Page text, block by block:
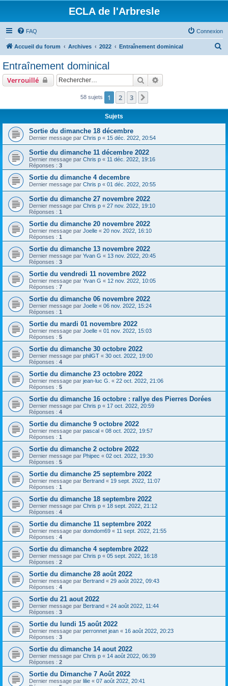
ECLA de l'Arbresle
FAQ Connexion
Accueil du forum Archives 2022 Entraînement dominical
e
Entraînement dominical
Verrouillé Rechercher
58 sujets 1 2 3
Sujets
Sortie du dimanche 18 décembre
Dernier message par Chris p « 15 déc. 2022, 20:54
Sortie du dimanche 11 décembre 2022
Dernier message par Chris p « 11 déc. 2022, 19:16
Réponses : 3
Sortie du dimanche 4 decembre
Dernier message par Chris p « 01 déc. 2022, 20:55
Sortie du dimanche 27 novembre 2022
Dernier message par Chris p « 27 nov. 2022, 19:10
Réponses : 1
Sortie du dimanche 20 novembre 2022
Dernier message par Joelle « 20 nov. 2022, 16:10
Réponses : 1
Sortie du dimanche 13 novembre 2022
Dernier message par Yvan G « 13 nov. 2022, 20:45
Réponses : 3
Sortie du vendredi 11 novembre 2022
Dernier message par Yvan G « 12 nov. 2022, 10:05
Réponses : 7
Sortie du dimanche 06 novembre 2022
Dernier message par Joelle « 06 nov. 2022, 15:24
Réponses : 1
Sortie du mardi 01 novembre 2022
Dernier message par Joelle « 01 nov. 2022, 15:03
Réponses : 5
Sortie du dimanche 30 octobre 2022
Dernier message par philGT « 30 oct. 2022, 19:00
Réponses : 4
Sortie du dimanche 23 octobre 2022
Dernier message par jean-luc G. « 22 oct. 2022, 21:06
Réponses : 5
Sortie du dimanche 16 octobre : rallye des Pierres Dorées
Dernier message par Chris p « 17 oct. 2022, 20:59
Réponses : 4
Sortie du dimanche 9 octobre 2022
Dernier message par pascal « 08 oct. 2022, 19:57
Réponses : 1
Sortie du dimanche 2 octobre 2022
Dernier message par Phipec « 02 oct. 2022, 19:30
Réponses : 5
Sortie du dimanche 25 septembre 2022
Dernier message par Bertrand « 19 sept. 2022, 11:07
Réponses : 1
Sortie du dimanche 18 septembre 2022
Dernier message par Chris p « 18 sept. 2022, 21:12
Réponses : 4
Sortie du dimanche 11 septembre 2022
Dernier message par domdom69 « 11 sept. 2022, 21:55
Réponses : 4
Sortie du dimanche 4 septembre 2022
Dernier message par Chris p « 05 sept. 2022, 16:18
Réponses : 2
Sortie du dimanche 28 août 2022
Dernier message par Bertrand « 29 août 2022, 09:43
Réponses : 4
Sortie du 21 aout 2022
Dernier message par Bertrand « 24 août 2022, 11:44
Réponses : 3
Sortie du lundi 15 août 2022
Dernier message par perronnet jean « 16 août 2022, 20:23
Réponses : 3
Sortie du dimanche 14 aout 2022
Dernier message par Chris p « 14 août 2022, 06:39
Réponses : 2
Sortie du Dimanche 7 Août 2022
Dernier message par lilie « 07 août 2022, 20:41